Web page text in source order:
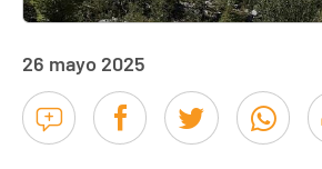
26 mayo 2025